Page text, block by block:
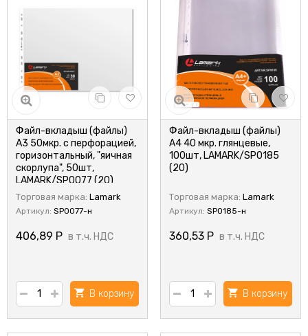
Файл-вкладыш (файлы)
А3 50мкр. с перфорацией,
горизонтальный, "яичная
скорлупа", 50шт,
LAMARK/SP0077 (20)
Торговая марка: Lamark
Артикул: SP0077-н
406,89 Р в т.ч. НДС
В корзину
Файл-вкладыш (файлы)
А4 40 мкр. глянцевые,
100шт, LAMARK/SP0185
(20)
Торговая марка: Lamark
Артикул: SP0185-н
360,53 Р в т.ч. НДС
В корзину